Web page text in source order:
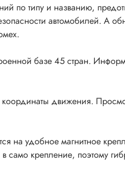
по типу и названию,
автомобилей. А
базе 45 стран.
координаты движения.
на удобное магнитное
крепление, поэтому